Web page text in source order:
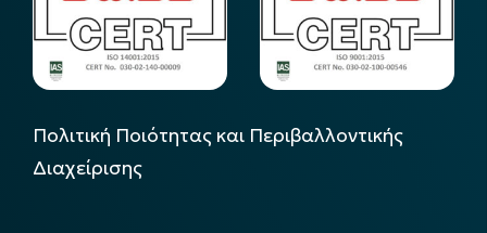
Πολιτική Ποιότητας και Περιβαλλοντικής
Διαχείρισης